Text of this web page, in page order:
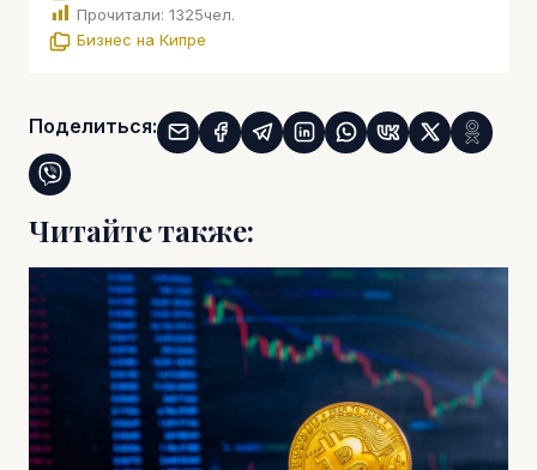
Прочитали: 1325чел.
Бизнес на Кипре
Поделиться:
Читайте также: